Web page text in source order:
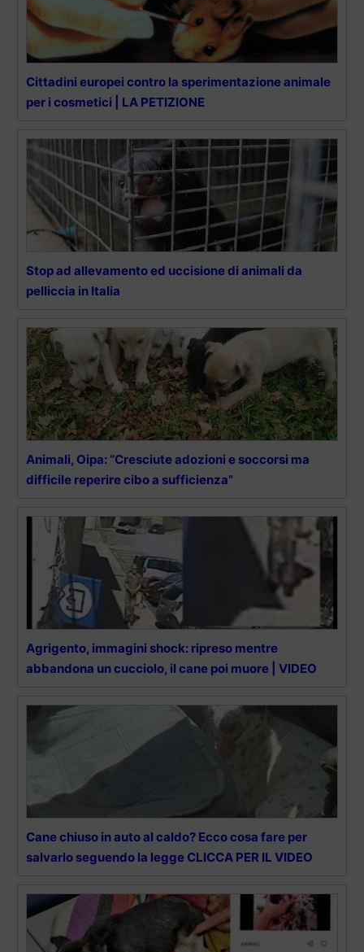
Cittadini europei contro la sperimentazione animale
per i cosmetici | LA PETIZIONE
Stop ad allevamento ed uccisione di animali da
pelliccia in Italia
Animali, Oipa: “Cresciute adozioni e soccorsi ma
difficile reperire cibo a sufficienza”
Agrigento, immagini shock: ripreso mentre
abbandona un cucciolo, il cane poi muore | VIDEO
Cane chiuso in auto al caldo? Ecco cosa fare per
salvarlo seguendo la legge CLICCA PER IL VIDEO